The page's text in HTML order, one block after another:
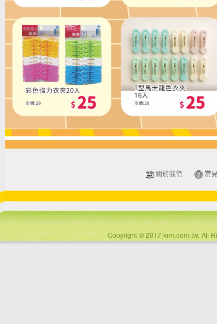
關於我們 常
Copyright © 2017 knn.com.tw, All